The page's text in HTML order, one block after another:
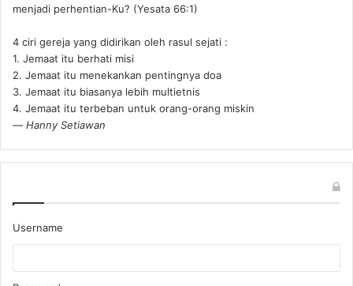
menjadi perhentian-Ku? (Yesata 66:1) ‪
4 ciri gereja yang didirikan oleh rasul sejati :
1. Jemaat itu berhati misi
2. Jemaat itu menekankan pentingnya doa
3. Jemaat itu biasanya lebih multietnis
4. Jemaat itu terbeban untuk orang-orang miskin
— Hanny Setiawan
Username